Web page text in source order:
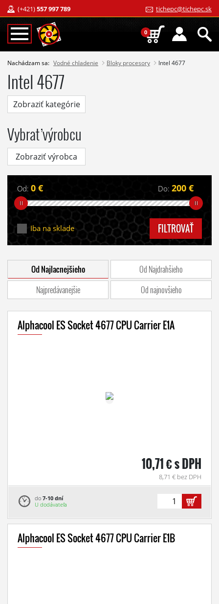
(+421)557 997 789 tichepc@tichepc.sk
0
Nachádzam sa: Vodné chladenie Bloky procesory Intel 4677
Intel 4677
Zobraziť kategórie
Vybrať výrobcu
Zobraziť výrobca
Od: 0 € Do: 200 €
Iba na sklade FILTROVAŤ
Od Najlacnejšieho
Od Najdrahšieho
Najpredávanejšie
Od najnovšieho
Alphacool ES Socket 4677 CPU Carrier E1A
10,71 € s DPH
8,71 € bez DPH
do 7-10 dní
U dodávateľa
Alphacool ES Socket 4677 CPU Carrier E1B